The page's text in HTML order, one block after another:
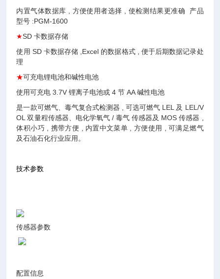
内置气体数据库 , 方便使用者选择 , 使检测结果更准确 产品
型号 :PGM-1600
★SD卡数据存储
使用 SD 卡数据存储 ,Excel 的数据格式 , 便于后期数据记录处
理
★可充电锂电池和碱性电池
使用可充电 3.7V 锂离子电池或 4 节 AA 碱性电池
是一款可燃气、毒气复合式检测器 , 可选可燃气 LEL 及 LEL/V
OL 双量程传感器、电化学氧气 / 毒气 传感器及 MOS 传感器 ,
体积小巧 , 携带方便 , 内置中文菜单 , 方便使用 , 可满足燃气
及石油石化行业应用。
技术参数
传感器参数
配置信息